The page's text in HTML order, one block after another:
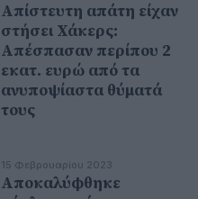
Απίστευτη απάτη είχαν
στήσει Χάκερς:
Απέσπασαν περίπου 2
εκατ. ευρώ από τα
ανυποψίαστα θύματά
τους
15 Φεβρουαρίου 2023
Αποκαλύφθηκε